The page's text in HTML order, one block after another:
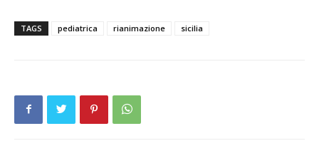
TAGS pediatrica rianimazione sicilia